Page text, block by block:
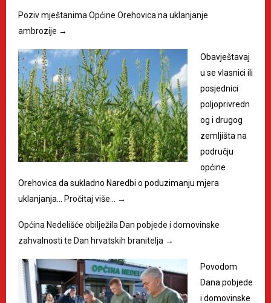
Poziv mještanima Općine Orehovica na uklanjanje
ambrozije →
Obavještavaj
u se vlasnici ili
posjednici
poljoprivredn
og i drugog
zemljišta na
području
općine
Orehovica da sukladno Naredbi o poduzimanju mjera
uklanjanja… Pročitaj više… →
Općina Nedelišće obilježila Dan pobjede i domovinske
zahvalnosti te Dan hrvatskih branitelja →
Povodom
Dana pobjede
i domovinske